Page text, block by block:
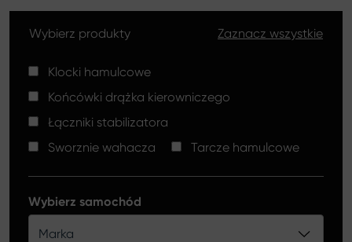
Klocki hamulcowe
Tarcze hamulcowe High Carbon
Końcówki drążków kierowniczych
Klocki hamulcowe Silver Ceramic
Aktualności
Gdzie kupić
Kontakt
Wybierz produkty Zaznacz wszystkie
Klocki hamulcowe
Końcówki drążka kierowniczego
Łączniki stabilizatora
Sworznie wahacza
Tarcze hamulcowe
Wybierz samochód
Marka